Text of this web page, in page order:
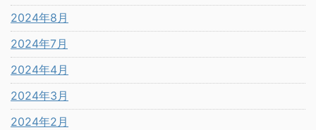
2024年8月
2024年7月
2024年4月
2024年3月
2024年2月